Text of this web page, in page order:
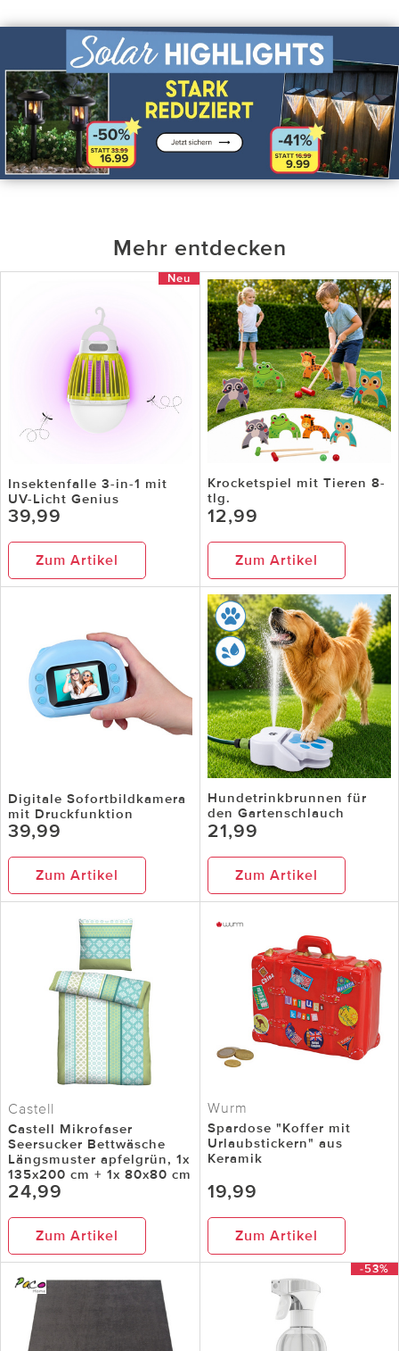
Mehr entdecken
Neu
Insektenfalle 3-in-1 mit
UV-Licht Genius
39,99
Zum Artikel
Krocketspiel mit Tieren 8-
tlg.
12,99
Zum Artikel
Digitale Sofortbildkamera
mit Druckfunktion
39,99
Zum Artikel
Hundetrinkbrunnen für
den Gartenschlauch
21,99
Zum Artikel
Castell
Castell Mikrofaser
Seersucker Bettwäsche
Längsmuster apfelgrün, 1x
135x200 cm + 1x 80x80 cm
24,99
Zum Artikel
Wurm
Spardose "Koffer mit
Urlaubstickern" aus
Keramik
19,99
Zum Artikel
-53%